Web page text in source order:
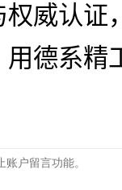
威认证
德系精